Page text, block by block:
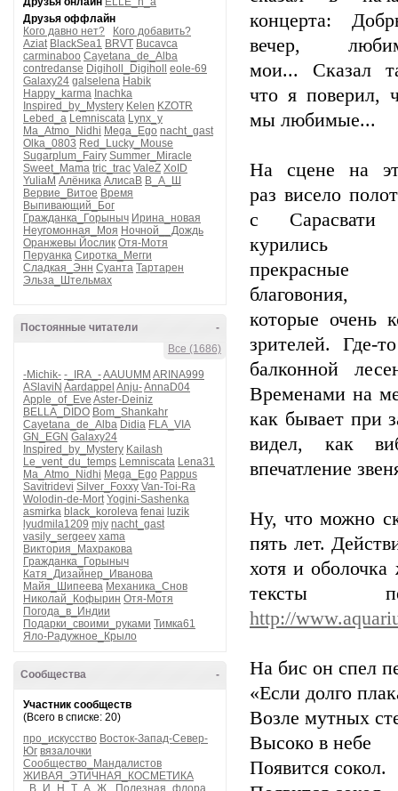
Друзья оффлайн
Кого давно нет?
Кого добавить?
Aziat BlackSea1 BRVT Bucavca
carminaboo Cayetana_de_Alba
contredanse Digiholl_Digiholl
eole-69
Galaxy24 galselena Habik
Happy_karma Inachka
Inspired_by_Mystery Kelen KZOTR
Lebed_a Lemniscata Lynx_y
Ma_Atmo_Nidhi Mega_Ego nacht_gast
Olka_0803 Red_Lucky_Mouse
Sugarplum_Fairy Summer_Miracle
Sweet_Mama tric_trac ValeZ XoID
YuliaM Алёника АлисаВ В_А_Ш
Вервие_Витое Время
Выпивающий_Бог
Гражданка_Горыныч Ирина_новая
Неугомонная_Моя Ночной__Дождь
Оранжевы Йослик Отя-Мотя
Перуанка Сиротка_Мегги
Сладкая_Энн Суанта Тартарен
Эльза_Штельмах
-
Постоянные читатели
Все (1686)
-Michik- -_IRA_-AAUUMM ARINA999
ASlaviN Aardappel Anju-AnnaD04
Apple_of_Eve Aster-Deiniz
BELLA_DIDO Bom_Shankahr
Cayetana_de_Alba Didia FLA_VIA
GN_EGN Galaxy24
Inspired_by_Mystery Kailash
Le_vent_du_temps Lemniscata Lena31
Ma_Atmo_Nidhi Mega_Ego Pappus
Savitridevi Silver_Foxxy Van-Toi-Ra
Wolodin-de-Mort Yogini-Sashenka
asmirka black_koroleva fenai luzik
lyudmila1209 mjv nacht_gast
vasily_sergeev xama
Виктория_Махракова
Гражданка_Горыныч
Катя_Дизайнер_Иванова
Майя_Шипеева Механика_Снов
Николай_Кофырин Отя-Мотя
Погода_в_Индии
Подарки_своими_руками Тимка61
Яло-Радужное_Крыло
-
Сообщества
Участник сообществ
(Всего в списке: 20)
про_искусство Восток-Запад-Север-
Юг вязалочки
Сообщество_Мандалистов
ЖИВАЯ_ЭТИЧНАЯ_КОСМЕТИКА
_В_И_Н_Т_А_Ж_
Полезная_флора
концерта:
вечер,
мои... Сказал
что я поверил,
мы любимые...
На сцене на
раз висело
с
курились
прекрасные
благовония,
которые очень
зрителей.
балконной
Временами на
как бывает при
видел, как
впечатление
Ну, что можно
пять лет.
хотя и
тексты
http://
На бис он спел
«Если долго
Возле мутных
Высоко в небе
Появится сокол.